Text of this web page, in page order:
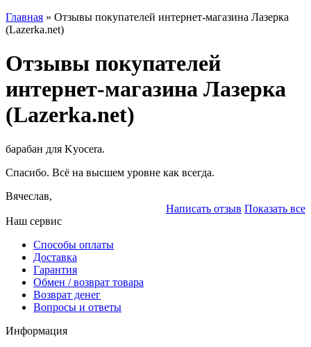
Главная » Отзывы покупателей интернет-магазина Лазерка
(Lazerka.net)
Отзывы покупателей
интернет-магазина Лазерка
(Lazerka.net)
барабан для Kyocera.
Спасибо. Всё на высшем уровне как всегда.
Вячеслав,
Написать отзыв Показать все
Наш сервис
Способы оплаты
Доставка
Гарантия
Обмен / возврат товара
Возврат денег
Вопросы и ответы
Информация